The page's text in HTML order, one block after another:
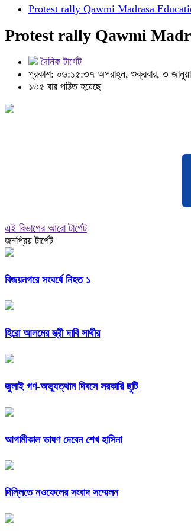
Protest rally Qawmi Madrasa
Protest rally Qawmi
দৈনিক টার্গেট
প্রকাশ: ০৬:১৫:৩৭ অপরাহ্ন, শুক্রবার, ৩
১৩৫ বার পঠিত হয়েছে
এই বিভাগের আরো টার্গেট
জনপ্রিয় টার্গেট
বিজয়নগরে সংঘর্ষে নিহত ১
হিরো আলমের স্ত্রী দাবি সাথীর
জুলাই গণ-অভ্যুত্থান দিবসে সরকারি ছুটি
আগামীকাল ভাষণ দেবেন শেখ হাসিনা
দিল্লিতে নওফেলের সংবাদ সম্মেলন